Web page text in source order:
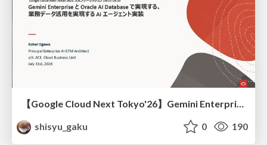
【Google Cloud Next Tokyo'26】Gemini Enterprise と Oracle AI Database で実現する、 業務データ活用を実現する AI エージェント実装
shisyu_gaku
0 190